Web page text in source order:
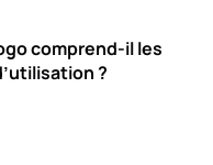
comprend-il les
?